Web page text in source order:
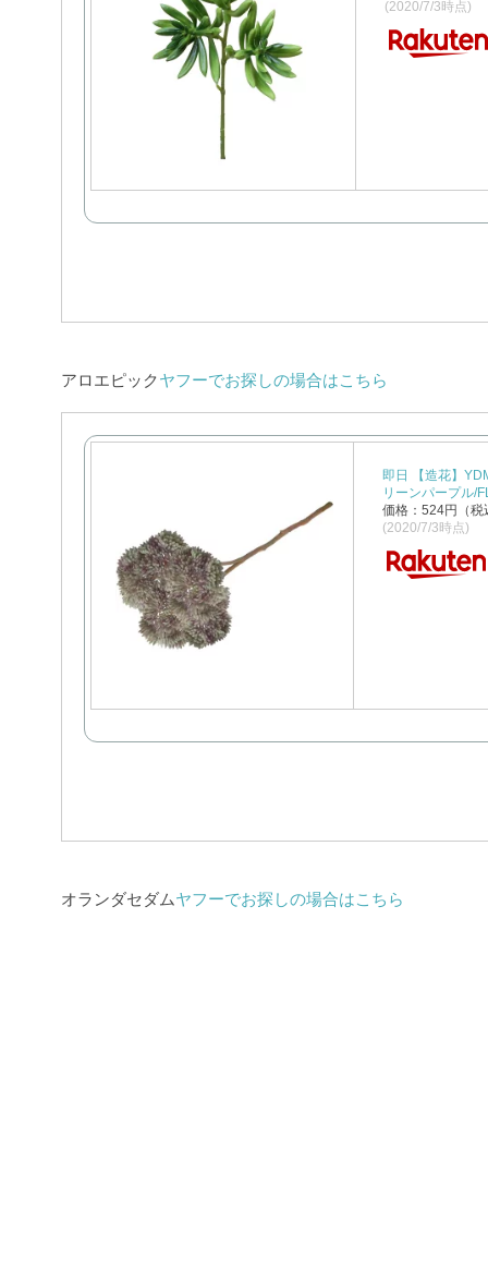
(2020/7/3時点)
アロエピックヤフーでお探しの場合はこちら
即日 【造花】
リーンパープル/
価格：524円（税
(2020/7/3時点)
オランダセダムヤフーでお探しの場合はこちら